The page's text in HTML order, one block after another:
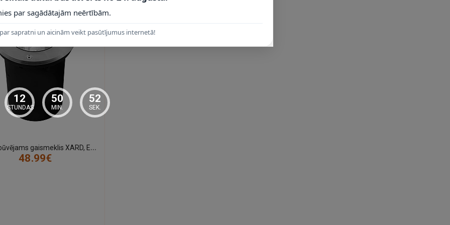
Z
emē iebūvējams gaismeklis XARD, E27 max. 40W, IP67, ner. tērauds
48.99€
par sagādātajām neērtībām.
sapratni un aicinām veikt pasūtījumus internetā!
12
STUNDAS
50
MIN.
51
SEK.